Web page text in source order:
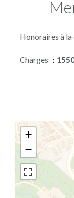
Honoraires à la
Charges
+
−